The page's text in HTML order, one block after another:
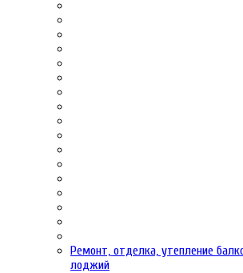
Ремонт, отделка, утепление
лоджий